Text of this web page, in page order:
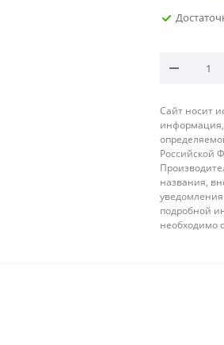
Сайт носит
информация,
Российской
названия,
подробной
необходимо